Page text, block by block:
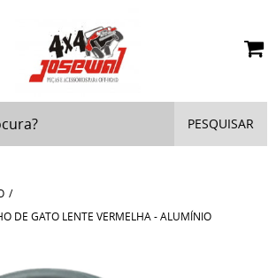
PESQUISAR
DE GATO LENTE VERMELHA - ALUMÍNIO